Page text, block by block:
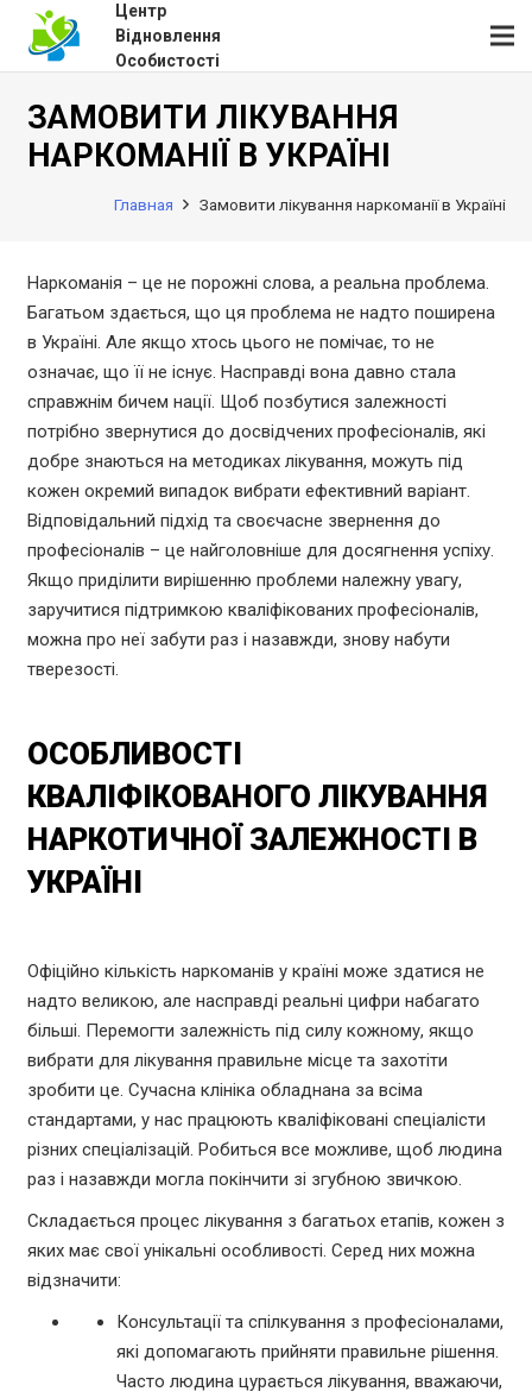
Центр
Відновлення
Особистості
ЗАМОВИТИ ЛІКУВАННЯ
НАРКОМАНІЇ В УКРАЇНІ
Главная Замовити лікування наркоманії в Україні
Наркоманія – це не порожні слова, а реальна проблема.
Багатьом здається, що ця проблема не надто поширена
в Україні. Але якщо хтось цього не помічає, то не
означає, що її не існує. Насправді вона давно стала
справжнім бичем нації. Щоб позбутися залежності
потрібно звернутися до досвідчених професіоналів, які
добре знаються на методиках лікування, можуть під
кожен окремий випадок вибрати ефективний варіант.
Відповідальний підхід та своєчасне звернення до
професіоналів – це найголовніше для досягнення успіху.
Якщо приділити вирішенню проблеми належну увагу,
заручитися підтримкою кваліфікованих професіоналів,
можна про неї забути раз і назавжди, знову набути
тверезості.
ОСОБЛИВОСТІ
КВАЛІФІКОВАНОГО ЛІКУВАННЯ
НАРКОТИЧНОЇ ЗАЛЕЖНОСТІ В
УКРАЇНІ
Офіційно кількість наркоманів у країні може здатися не
надто великою, але насправді реальні цифри набагато
більші. Перемогти залежність під силу кожному, якщо
вибрати для лікування правильне місце та захотіти
зробити це. Сучасна клініка обладнана за всіма
стандартами, у нас працюють кваліфіковані спеціалісти
різних спеціалізацій. Робиться все можливе, щоб людина
раз і назавжди могла покінчити зі згубною звичкою.
Складається процес лікування з багатьох етапів, кожен з
яких має свої унікальні особливості. Серед них можна
відзначити:
Консультації та спілкування з професіоналами,
які допомагають прийняти правильне рішення.
Часто людина цурається лікування, вважаючи,